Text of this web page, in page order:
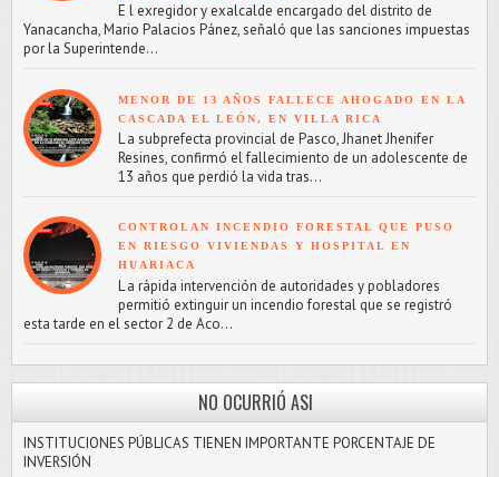
E l exregidor y exalcalde encargado del distrito de
Yanacancha, Mario Palacios Pánez, señaló que las sanciones impuestas
por la Superintende...
MENOR DE 13 AÑOS FALLECE AHOGADO EN LA
CASCADA EL LEÓN, EN VILLA RICA
L a subprefecta provincial de Pasco, Jhanet Jhenifer
Resines, confirmó el fallecimiento de un adolescente de
13 años que perdió la vida tras...
CONTROLAN INCENDIO FORESTAL QUE PUSO
EN RIESGO VIVIENDAS Y HOSPITAL EN
HUARIACA
L a rápida intervención de autoridades y pobladores
permitió extinguir un incendio forestal que se registró
esta tarde en el sector 2 de Aco...
NO OCURRIÓ ASI
INSTITUCIONES PÚBLICAS TIENEN IMPORTANTE PORCENTAJE DE
INVERSIÓN